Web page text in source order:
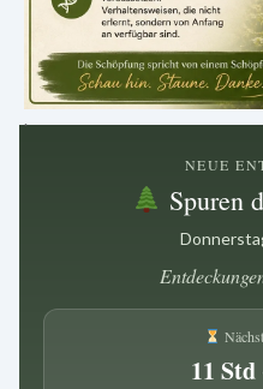
.
NEUE
Spuren
11